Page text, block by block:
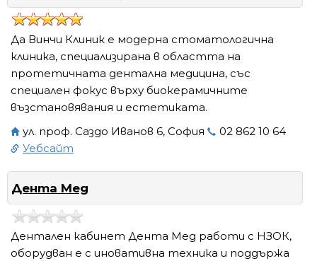
Да Винчи Клиник е модерна стоматологична
клиника, специализирана в областта на
протетичната дентална медицина, със
специален фокус върху биокерамичните
възстановявания и естетиката.
ул. проф. Саздо Иванов 6, София
02 862 10 64
Уебсайт
Дента Мед
Дентален кабинет Дента Мед работи с НЗОК,
оборудван е с иновативна техника и поддържа